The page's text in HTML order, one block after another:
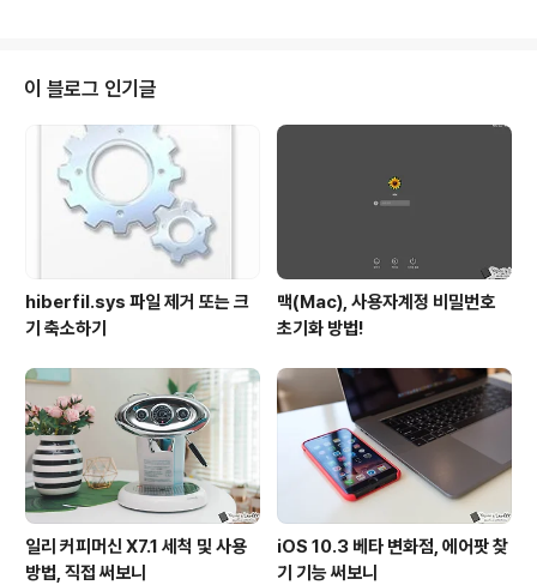
분들이라면, 그리고 이를 이용하는 은행에서 제공하는 서
비스로 진행해 봤다면… 그 과정에서 겪게되는 번거로움을
굳이 말씀드리지 않아도 잘 알고 계실 겁니다. 토스(Toss)
는 바로 이런 불편함을 지워내면서 주목을 받은 ‘공인인증
서가 필요없는 간편 송금’을 특징으로 하는 녀석입니다. 그
렇다고 보안 등이 허술한 것도..
이 블로그 인기글
hiberfil.sys 파일 제거 또는 크
기 축소하기
맥(Mac), 사용자계정 비밀번호
초기화 방법!
일리 커피머신 X7.1 세척 및 사용
방법, 직접 써보니
iOS 10.3 베타 변화점, 에어팟 찾
기 기능 써보니